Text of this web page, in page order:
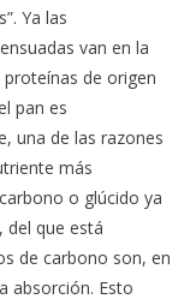
Ya las
van en la
de origen
pan es
una de las razones
más
o glúcido ya
del que está
de carbono son, en
absorción. Esto